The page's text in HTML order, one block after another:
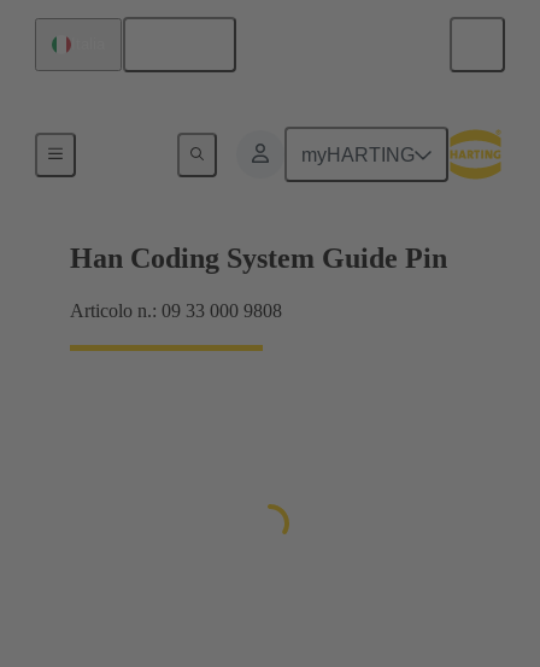
myHARTING
Han Coding System Guide Pin
Articolo n.: 09 33 000 9808